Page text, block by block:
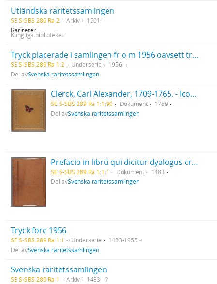
Utländska raritetssamlingen
SE S-SBS 289 Ra 2 Arkiv 1501-
Rariteter
Kungliga biblioteket
Tryck placerade i samlingen fr o m 1956 oavsett tryckår
SE S-SBS 289 Ra 1:2 Underserie
1956-
Del avSvenska raritetssamlingen
Clerck, Carl Alexander, 1709-1765. - Icones insectorum rariorum. (Pl.titelbl.) Stockholm. 1-2. 1759-65. [Del 1], Caroli Clerck reg: soc: scient: Upsal: membr: Icones insectorum rariorum cum nominibus eorum trivialibus, locisqve e C: Linnæi ... Syst: nat: allegatis Holmiæ 1759.. - 1759
SE S-SBS 289 Ra 1:1:90 Dokument
1759
Del avSvenska raritetssamlingen
Prefacio in librū qui dicitur dyalogus creaturar[um] moralizatus omni materie morali iocundo et edificatiuo modo applicabilis. - 1483
SE S-SBS 289 Ra 1:1:1 Dokument
1483
Del avSvenska raritetssamlingen
Tryck före 1956
SE S-SBS 289 Ra 1:1 Underserie
1483-1955
Del avSvenska raritetssamlingen
Svenska raritetssamlingen
SE S-SBS 289 Ra 1 Arkiv 1483 - ?